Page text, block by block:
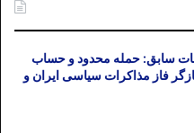
به‌عنوان
کرد.
آمریکا یا اسراییل
از گذشته
سابق: حمله محدود و حساب
فاز مذاکرات سیاسی ایران و